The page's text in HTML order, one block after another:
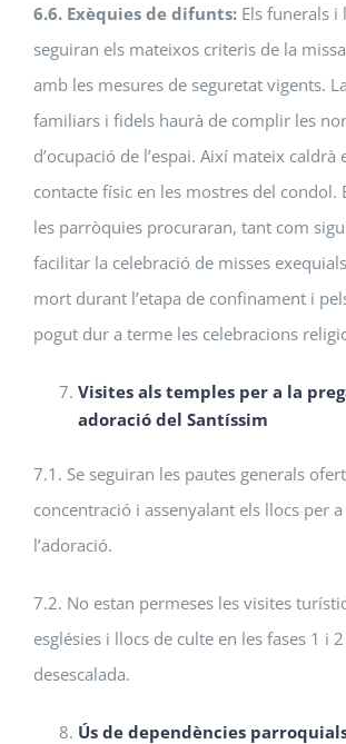
6.6. Exèquies de difunts: Els funerals i
seguiran els mateixos criteris de la
amb les mesures de seguretat vigents.
familiars i fidels haurà de complir les
d’ocupació de l’espai. Així mateix caldrà
contacte físic en les mostres del condol.
les parròquies procuraran, tant com
facilitar la celebració de misses
mort durant l’etapa de confinament i
pogut dur a terme les celebracions
Visites als temples per a la
adoració del Santíssim
7.1. Se seguiran les pautes generals
concentració i assenyalant els llocs per
l’adoració.
7.2. No estan permeses les visites
esglésies i llocs de culte en les fases 1 i
desescalada.
Ús de dependències